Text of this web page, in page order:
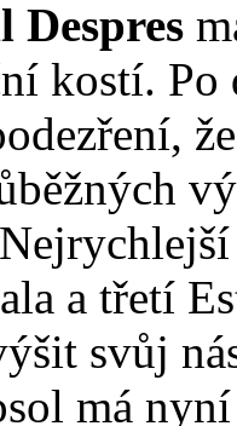
kostí. Po
a třetí
svůj
má nyní